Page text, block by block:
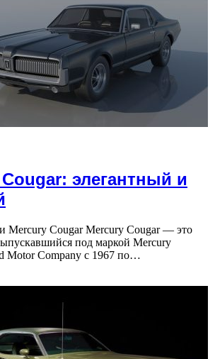
элегантный и
Mercury Cougar Mercury Cougar — это
под маркой Mercury
Motor Company с 1967 по…